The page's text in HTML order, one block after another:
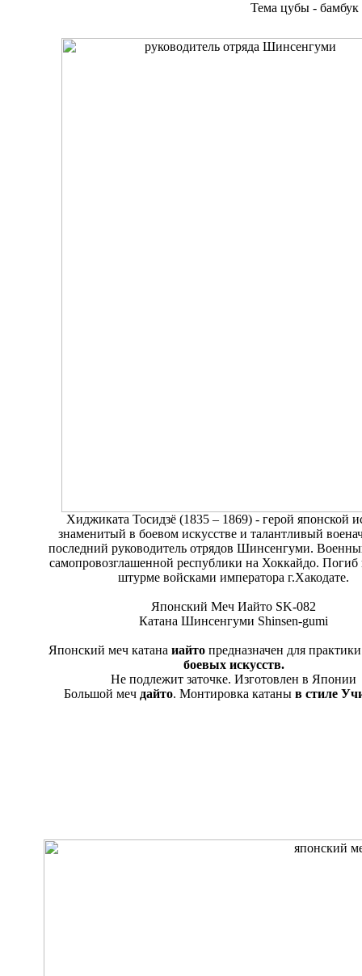
Тема цубы - бамбук
Хиджиката Тосидзё (1835 – 1869) - герой японской
знаменитый в боевом искусстве и талантливый
последний руководитель отрядов Шинсенгуми.
самопровозглашенной республики на Хоккайдо.
штурме войсками императора г.Хакодате.
Японский Меч Иайто SK-082
Катана Шинсенгуми Shinsen-gumi
Японский меч катана иайтопредназначен для
боевых искусств.
Не подлежит заточке. Изготовлен в Японии
Большой меч дайто. Монтировка катаны в стиле